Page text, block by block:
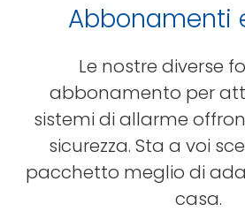
la trasmissione via rete
Abbonamenti
Le nostre diverse
abbonamento per
sistemi di allarme
sicurezza. Sta a voi
pacchetto meglio di
casa.